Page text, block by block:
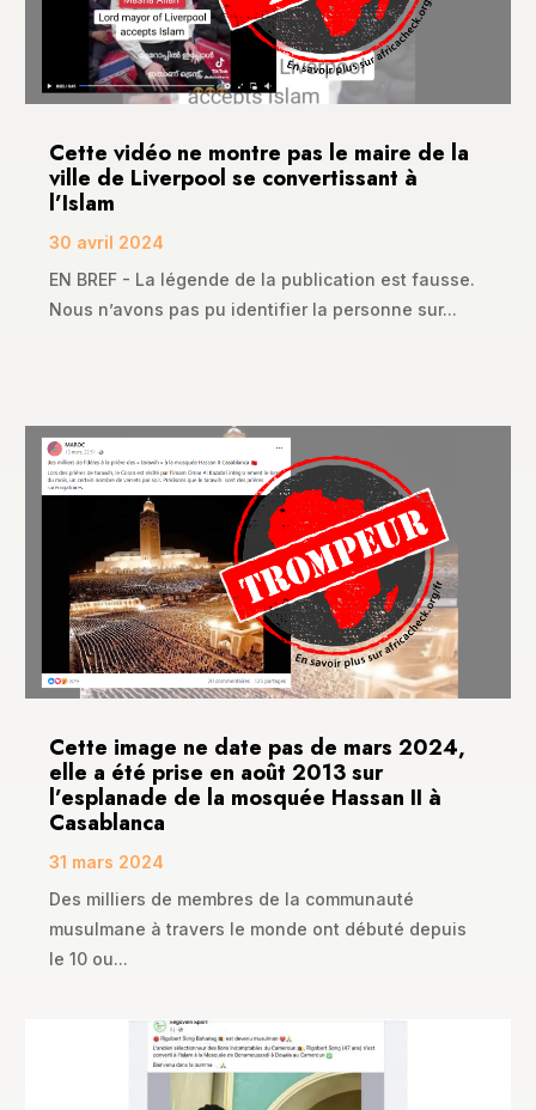
Cette vidéo ne montre pas le maire de la
ville de Liverpool se convertissant à
l’Islam
30 avril 2024
EN BREF - La légende de la publication est fausse.
Nous n’avons pas pu identifier la personne sur...
Cette image ne date pas de mars 2024,
elle a été prise en août 2013 sur
l’esplanade de la mosquée Hassan II à
Casablanca
31 mars 2024
Des milliers de membres de la communauté
musulmane à travers le monde ont débuté depuis
le 10 ou...